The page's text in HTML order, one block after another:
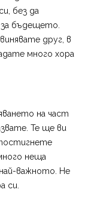
без да
бъдещето.
друг, в
много хора
на част
Те ще ви
неща
важното. Не
си.